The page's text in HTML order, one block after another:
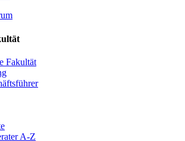
Fakultät
A-Z